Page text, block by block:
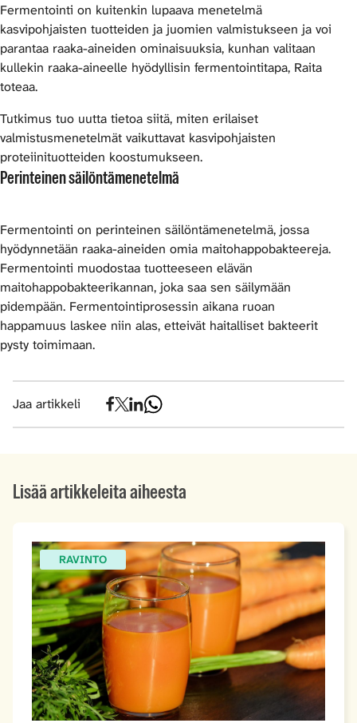
Fermentointi on kuitenkin lupaava menetelmä
kasvipohjaisten tuotteiden ja juomien valmistukseen ja voi
parantaa raaka-aineiden ominaisuuksia, kunhan valitaan
kullekin raaka-aineelle hyödyllisin fermentointitapa, Raita
toteaa.
Tutkimus tuo uutta tietoa siitä, miten erilaiset
valmistusmenetelmät vaikuttavat kasvipohjaisten
proteiinituotteiden koostumukseen.
Perinteinen säilöntämenetelmä
Fermentointi on perinteinen säilöntämenetelmä, jossa
hyödynnetään raaka-aineiden omia maitohappobakteereja.
Fermentointi muodostaa tuotteeseen elävän
maitohappobakteerikannan, joka saa sen säilymään
pidempään. Fermentointiprosessin aikana ruoan
happamuus laskee niin alas, etteivät haitalliset bakteerit
pysty toimimaan.
Jaa artikkeli
Lisää artikkeleita aiheesta
RAVINTO